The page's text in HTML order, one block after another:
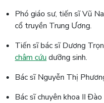
Phó giáo sư, tiến sĩ Vũ
cổ truyền Trung Ương.
Tiến sĩ bác sĩ Dương
châm cứu dưỡng sinh.
Bác sĩ Nguyễn Thị
Bác sĩ chuyên khoa II